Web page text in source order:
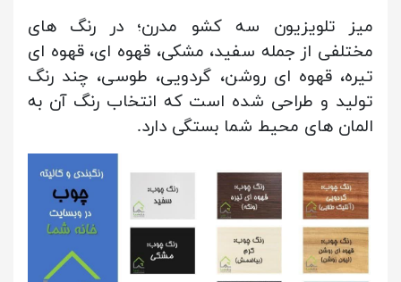
میز تلویزیون سه کشو مدرن؛ در رنگ های
مختلفی از جمله سفید، مشکی، قهوه ای، قهوه ای
تیره، قهوه ای روشن، گردویی، طوسی، چند رنگ
تولید و طراحی شده است که انتخاب رنگ آن به
المان های محیط شما بستگی دارد.